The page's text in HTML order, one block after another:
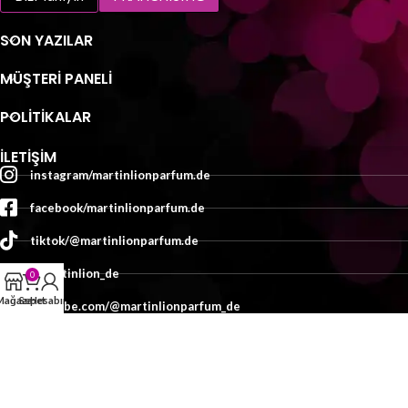
SON YAZILAR
MÜŞTERI PANELI
POLİTİKALAR
İLETIŞIM
instagram/martinlionparfum.de
facebook/martinlionparfum.de
tiktok/@martinlionparfum.de
x/martinlion_de
youtube.com/@martinlionparfum_de
0
Sepet
Hesabım